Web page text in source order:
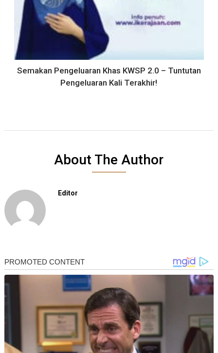
Semakan Pengeluaran Khas KWSP 2.0 – Tuntutan
Pengeluaran Kali Terakhir!
About The Author
Editor